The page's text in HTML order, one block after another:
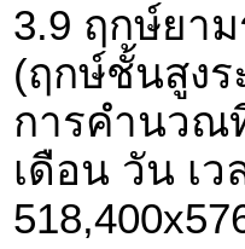
3.9 ฤกษ์ยา
(ฤกษ์ชั้นสูง
การคำนวณ
เดือน วัน เ